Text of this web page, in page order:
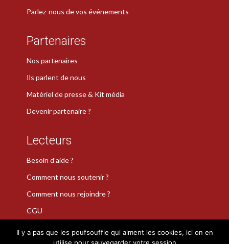
Parlez-nous de vos événements
Partenaires
Nos partenaires
Ils parlent de nous
Matériel de presse & Kit média
Devenir partenaire ?
Lecteurs
Besoin d’aide ?
Comment nous soutenir ?
Comment nous rejoindre ?
CGU
Il y a pas que les poufsouffle qui aiment les cookies, ici on en